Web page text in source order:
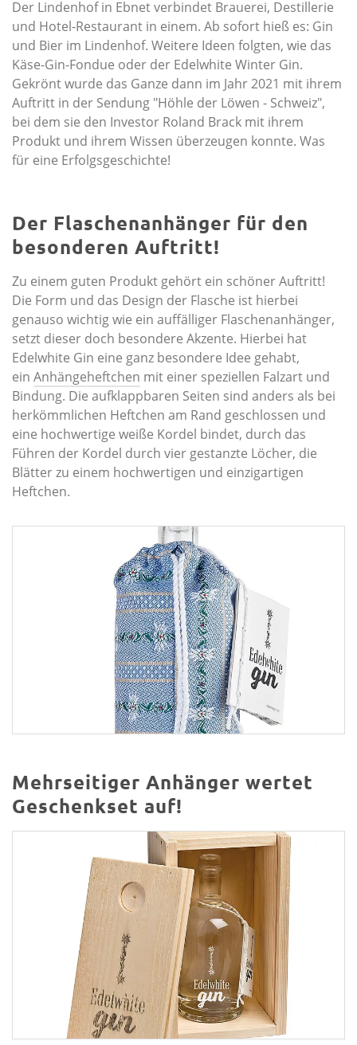
Der Lindenhof in Ebnet verbindet Brauerei, Destillerie
und Hotel-Restaurant in einem. Ab sofort hieß es: Gin
und Bier im Lindenhof. Weitere Ideen folgten, wie das
Käse-Gin-Fondue oder der Edelwhite Winter Gin.
Gekrönt wurde das Ganze dann im Jahr 2021 mit ihrem
Auftritt in der Sendung "Höhle der Löwen - Schweiz",
bei dem sie den Investor Roland Brack mit ihrem
Produkt und ihrem Wissen überzeugen konnte. Was
für eine Erfolgsgeschichte!
Der Flaschenanhänger für den
besonderen Auftritt!
Zu einem guten Produkt gehört ein schöner Auftritt!
Die Form und das Design der Flasche ist hierbei
genauso wichtig wie ein auffälliger Flaschenanhänger,
setzt dieser doch besondere Akzente. Hierbei hat
Edelwhite Gin eine ganz besondere Idee gehabt,
ein Anhängeheftchen mit einer speziellen Falzart und
Bindung. Die aufklappbaren Seiten sind anders als bei
herkömmlichen Heftchen am Rand geschlossen und
eine hochwertige weiße Kordel bindet, durch das
Führen der Kordel durch vier gestanzte Löcher, die
Blätter zu einem hochwertigen und einzigartigen
Heftchen.
Mehrseitiger Anhänger wertet
Geschenkset auf!